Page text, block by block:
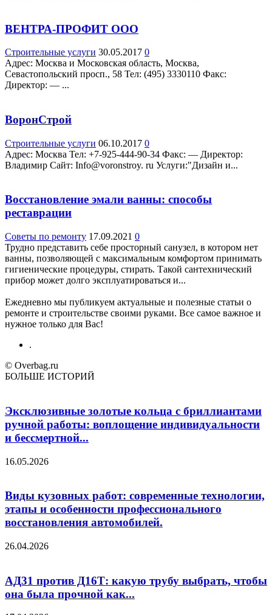
ВЕНТРА-ПРОФИТ ООО
Строительные услуги 30.05.2017 0
Адрес: Москва и Московская область, Москва,
Севастопольский просп., 58 Teл: (495) 3330110 Факс:
Директор: — ...
ВоронСтрой
Строительные услуги 06.10.2017 0
Адрес: Москва Teл: +7-925-444-90-34 Факс: — Директор:
Владимир Сайт: Info@voronstroy. ru Услуги:"Дизайн и...
Восстановление эмали ванны: способы
реставрации
Советы по ремонту 17.09.2021 0
Трудно представить себе просторный санузел, в котором нет
ванны, позволяющей с максимальным комфортом принимать
гигиенические процедуры, стирать. Такой сантехнический
прибор может долго эксплуатироваться и...
Ежедневно мы публикуем актуальные и полезные статьи о
ремонте и строительстве своими руками. Все самое важное и
нужное только для Вас!
.
© Overbag.ru
БОЛЬШЕ ИСТОРИЙ
Эксклюзивные золотые кольца с бриллиантами
ручной работы: воплощение индивидуальности
и бессмертной...
16.05.2026
Виды кузовных работ: современные технологии,
этапы и особенности профессионального
восстановления автомобилей.
26.04.2026
АД31 против Д16Т: какую трубу выбрать, чтобы
она была прочной как...